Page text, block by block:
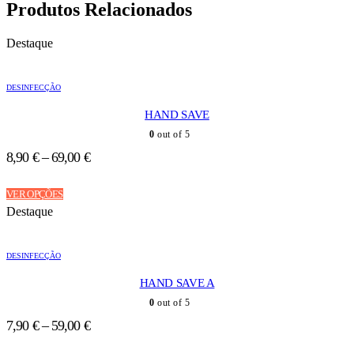
Produtos Relacionados
Destaque
DESINFECÇÃO
HAND SAVE
0 out of 5
8,90 €–69,00 €
VER OPÇÕESThis
product
on
Destaque
DESINFECÇÃO
HAND SAVE A
0 out of 5
7,90 €–59,00 €